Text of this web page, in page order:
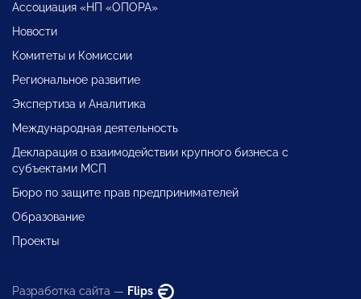
Ассоциация «НП «ОПОРА»
Новости
Комитеты и Комиссии
Региональное развитие
Экспертиза и Аналитика
Международная деятельность
Декларация о взаимодействии крупного бизнеса с
субъектами МСП
Бюро по защите прав предпринимателей
Образование
Проекты
Разработка сайта — Flips